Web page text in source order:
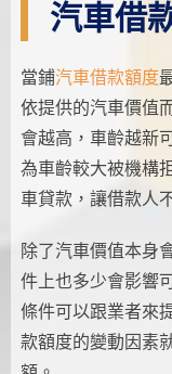
汽車借
當鋪汽車借款額度
依提供的汽車價值
會越高，車齡越新
為車齡較大被機構
車貸款，讓借款人
除了汽車價值本身
件上也多少會影響
條件可以跟業者來
款額度的變動因素